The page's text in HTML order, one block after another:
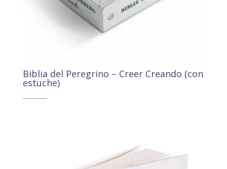
Biblia del Peregrino – Creer Creando (con
estuche)
22,55€